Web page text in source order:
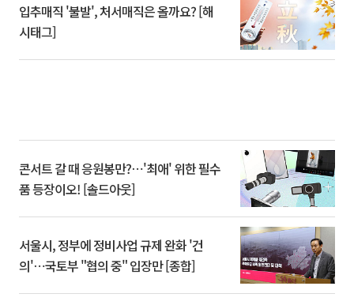
입추매직 '불발', 처서매직은 올까요? [해
시태그]
콘서트 갈 때 응원봉만?⋯'최애' 위한 필수
품 등장이오! [솔드아웃]
서울시, 정부에 정비사업 규제 완화 '건
의'⋯국토부 "협의 중" 입장만 [종합]